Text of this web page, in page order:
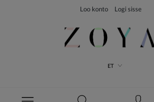
Loo konto Logi sisse
ET